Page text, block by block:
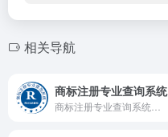
相关导航
商标注册专业查询系统